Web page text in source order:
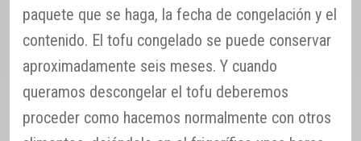
paquete que se haga, la fecha de congelación y el
contenido. El tofu congelado se puede conservar
aproximadamente seis meses. Y cuando
queramos descongelar el tofu deberemos
proceder como hacemos normalmente con otros